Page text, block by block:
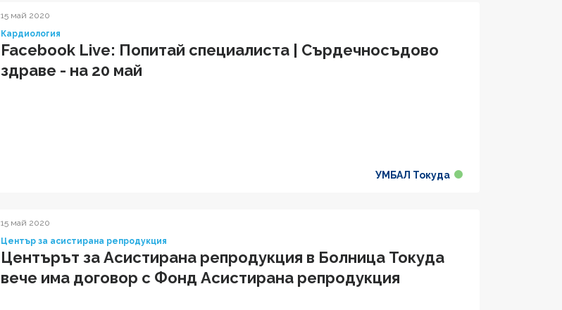
15 май 2020
Кардиология
Facebook Live: Попитай специалиста | Сърдечносъдово
здраве - на 20 май
УМБАЛ Токуда
15 май 2020
Център за асистирана репродукция
Центърът за Асистирана репродукция в Болница Токуда
вече има договор с Фонд Асистирана репродукция